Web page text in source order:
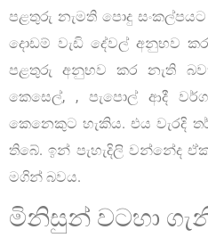
පළතුරු නැමති පොදු
දොඩම් වැඩි දේවල් අනුභව
පළතුරු අනුභව කර නැති
කෙසෙල්, , පැපොල් ආදී
කෙනෙකුට හැකිය. එය වැරදි
තිබේ. ඉන් පැහැදිලි වන්නේද
මගින් බවය.
මිනිසුන් වටහා